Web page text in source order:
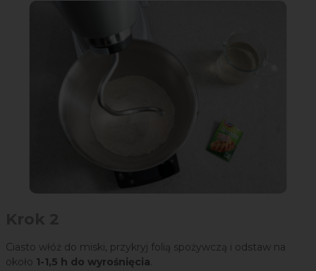
Ciasto włóż do miski, przykryj folią spożywczą i odstaw na
około 1-1,5 h do wyrośnięcia